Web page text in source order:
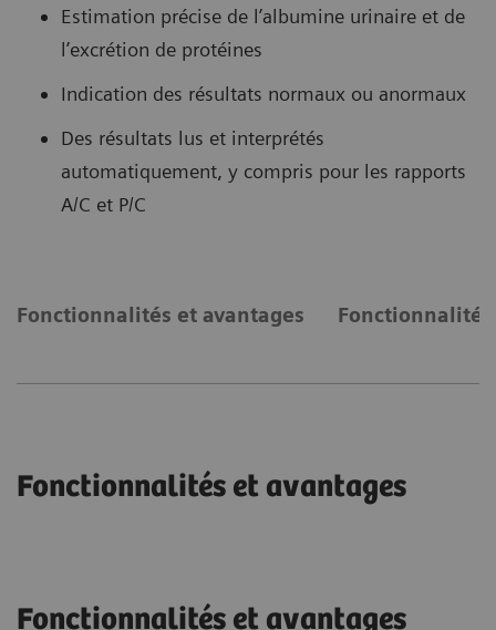
Estimation précise de l’albumine urinaire et de
l’excrétion de protéines
Indication des résultats normaux ou anormaux
Des résultats lus et interprétés
automatiquement, y compris pour les rapports
A/C et P/C
Fonctionnalités et avantages
Fonctionnalités et avantages
Fonctionnalités et avantages